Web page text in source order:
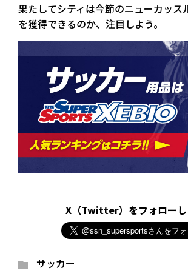
果たしてシティは今節のニューカッス
を獲得できるのか、注目しよう。
X（Twitter）をフォローし
サッカー